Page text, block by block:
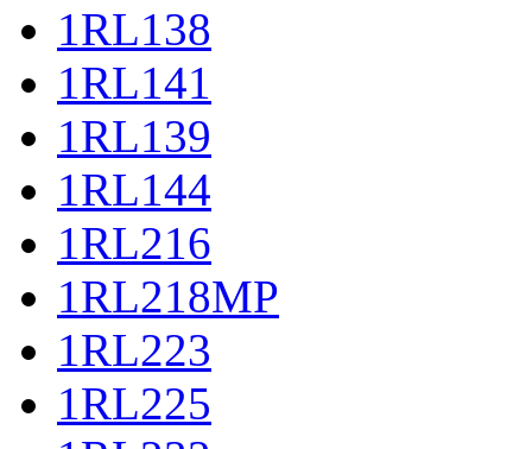
1RL138
1RL141
1RL139
1RL144
1RL216
1RL218MP
1RL223
1RL225